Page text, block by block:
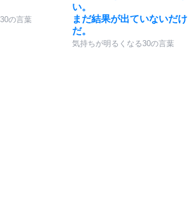
の言葉
い。
まだ結果が出ていないだけ
だ。
気持ちが明るくなる30の言葉